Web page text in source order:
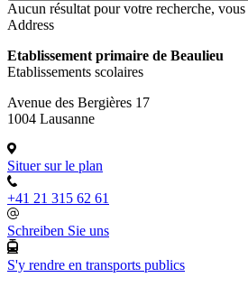
Aucun résultat pour votre recherche,
Address
Etablissement primaire de Beaulieu
Etablissements scolaires
Avenue des Bergières 17
1004 Lausanne
Situer sur le plan
+41 21 315 62 61
Schreiben Sie uns
S'y rendre en transports publics